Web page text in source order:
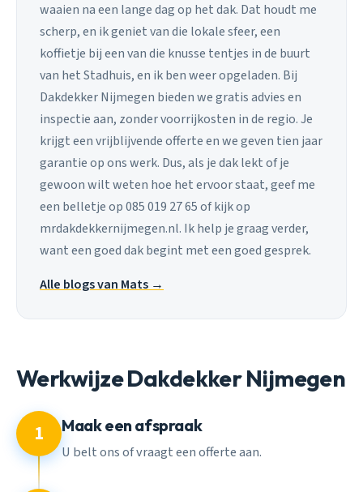
waaien na een lange dag op het dak. Dat houdt me
scherp, en ik geniet van die lokale sfeer, een
koffietje bij een van die knusse tentjes in de buurt
van het Stadhuis, en ik ben weer opgeladen. Bij
Dakdekker Nijmegen bieden we gratis advies en
inspectie aan, zonder voorrijkosten in de regio. Je
krijgt een vrijblijvende offerte en we geven tien jaar
garantie op ons werk. Dus, als je dak lekt of je
gewoon wilt weten hoe het ervoor staat, geef me
een belletje op 085 019 27 65 of kijk op
mrdakdekkernijmegen.nl. Ik help je graag verder,
want een goed dak begint met een goed gesprek.
Alle blogs van Mats →
Werkwijze Dakdekker Nijmegen
1 Maak een afspraak
U belt ons of vraagt een offerte aan.